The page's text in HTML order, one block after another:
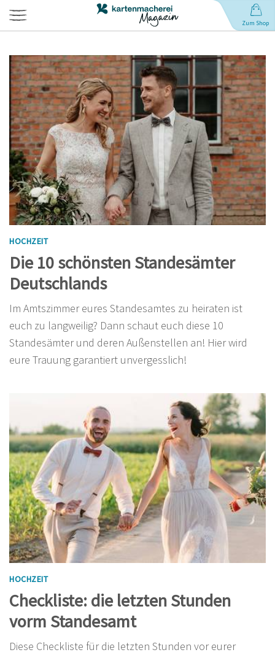
Zum Shop
Hochzeit
Geburt
Babynamen
Geburtstag
Weihnachten
Anlässe
Sprüche
HOCHZEIT
Die 10 schönsten Standesämter
Deutschlands
Im Amtszimmer eures Standesamtes zu heiraten ist
euch zu langweilig? Dann schaut euch diese 10
Standesämter und deren Außenstellen an! Hier wird
eure Trauung garantiert unvergesslich!
HOCHZEIT
Checkliste: die letzten Stunden
vorm Standesamt
Diese Checkliste für die letzten Stunden vor eurer